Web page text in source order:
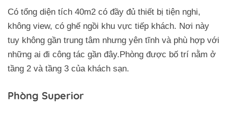
Có tổng diện tích 40m2 có đầy đủ thiết bị tiện nghi,
không view, có ghế ngồi khu vực tiếp khách. Nơi này
tuy không gần trung tâm nhưng yên tĩnh và phù hợp với
những ai đi công tác gần đây.Phòng được bố trí nằm ở
tầng 2 và tầng 3 của khách sạn.
Phòng Superior